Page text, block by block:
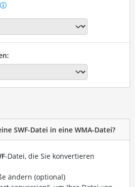
SWF-Datei in eine WMA-Datei?
-Datei, die Sie konvertieren
ändern (optional)